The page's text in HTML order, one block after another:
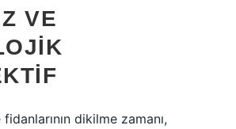
VE
dikilme zamanı,